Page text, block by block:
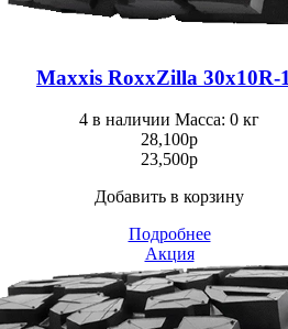
Maxxis RoxxZilla 30x10R-
4 в наличии Масса: 0 кг
28,100p
23,500p
Добавить в корзину
Подробнее
Акция